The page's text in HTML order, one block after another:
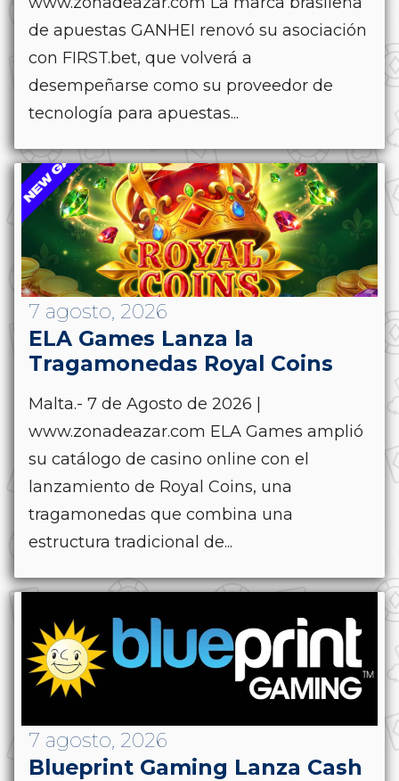
de apuestas GANHEI renovó su asociación
con FIRST.bet, que volverá a
desempeñarse como su proveedor de
tecnología para apuestas...
7 agosto, 2026
ELA Games Lanza la
Tragamonedas Royal Coins
Malta.- 7 de Agosto de 2026 |
www.zonadeazar.com ELA Games amplió
su catálogo de casino online con el
lanzamiento de Royal Coins, una
tragamonedas que combina una
estructura tradicional de...
7 agosto, 2026
Blueprint Gaming Lanza Cash